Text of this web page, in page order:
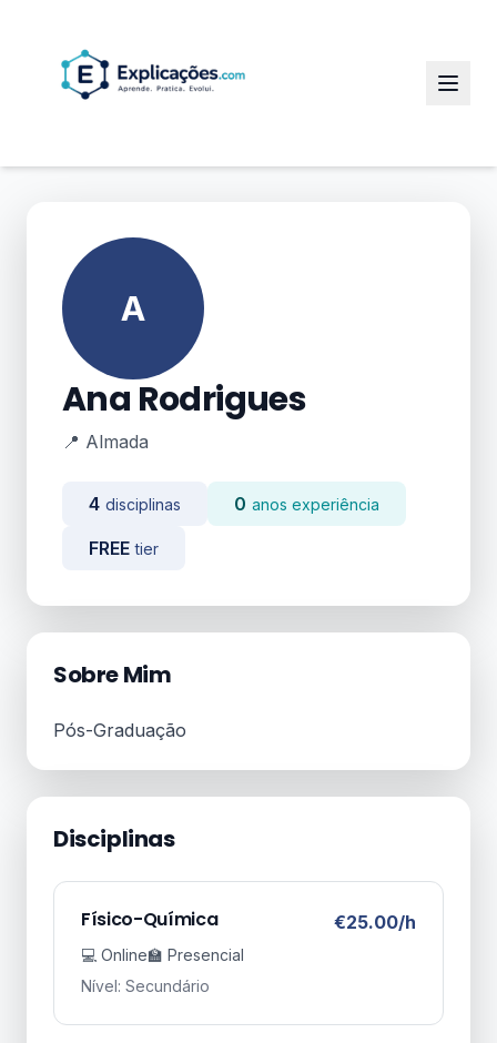
A
Ana Rodrigues
📍 Almada
4 disciplinas 0 anos experiência
FREE tier
Sobre Mim
Pós-Graduação
Disciplinas
Físico-Química €25.00/h
💻 Online🏫 Presencial
Nível: Secundário